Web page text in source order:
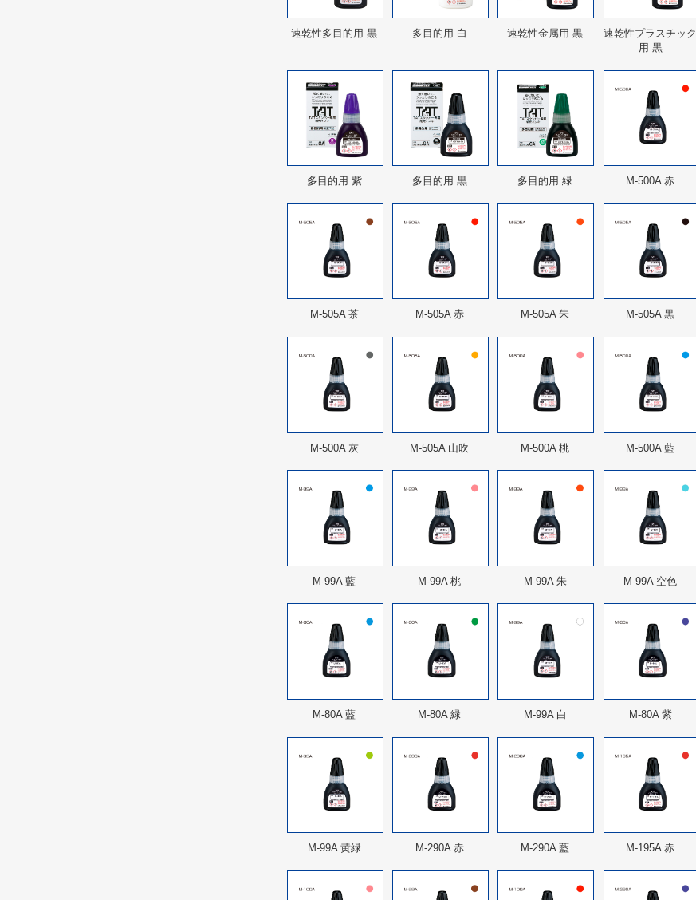
速乾性多目的用 黒 多目的用 白 速乾性金属用 黒
速乾性プラスチック
用 黒
多目的用 紫 多目的用 黒 多目的用 緑 M-500A 赤
M-505A 茶 M-505A 赤 M-505A 朱 M-505A 黒
M-500A 灰 M-505A 山吹 M-500A 桃 M-500A 藍
M-99A 藍 M-99A 桃 M-99A 朱 M-99A 空色
M-80A 藍 M-80A 緑 M-99A 白 M-80A 紫
M-99A 黄緑 M-290A 赤 M-290A 藍 M-195A 赤